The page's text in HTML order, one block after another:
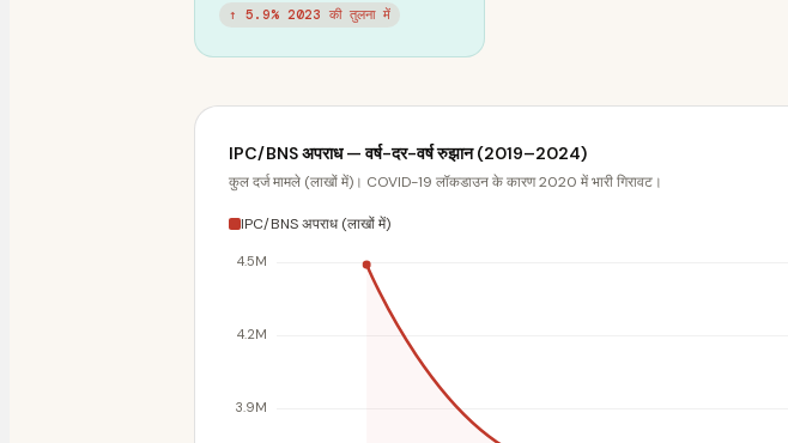
↑ 5.9% 2023 की तुलना में
IPC/BNS अपराध — वर्ष-दर-वर्ष रुझान (2019–2024)
कुल दर्ज मामले (लाखों में)। COVID-19 लॉकडाउन के कारण 2020 में भारी गिरावट।
IPC/BNS अपराध (लाखों में)